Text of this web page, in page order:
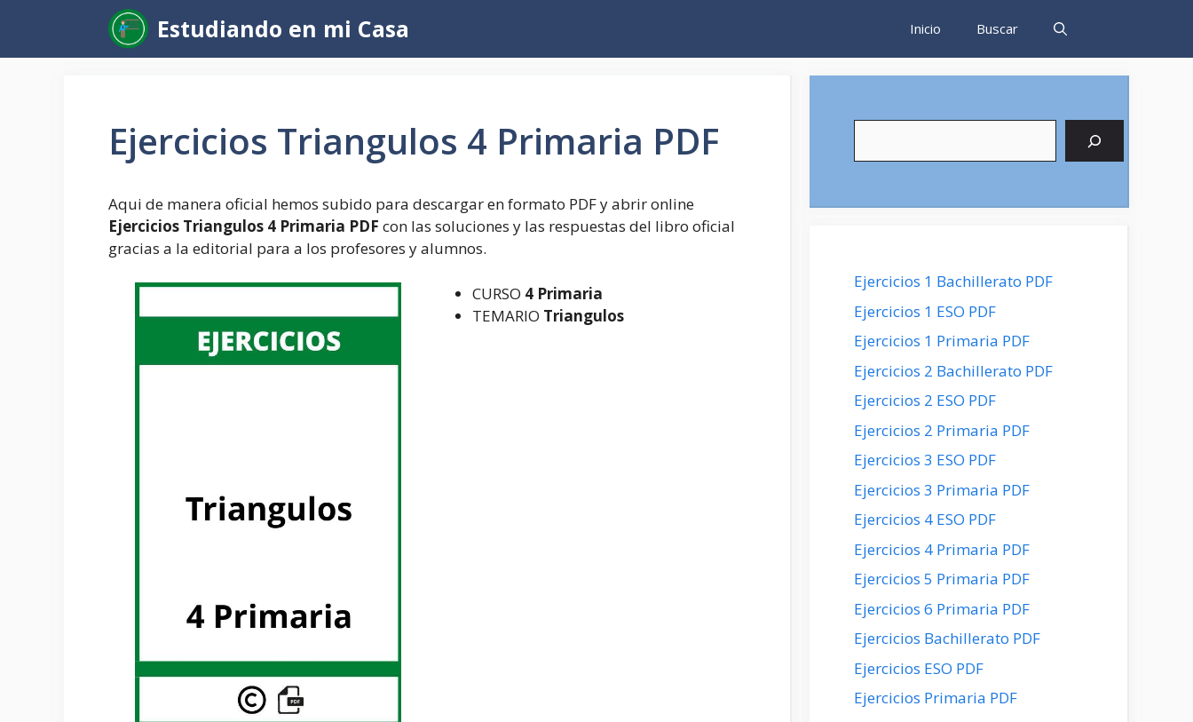
contenido
Estudiando en mi Casa Inicio Buscar
Ejercicios Triangulos 4 Primaria PDF
Aqui de manera oficial hemos subido para descargar en formato PDF y abrir online
Ejercicios Triangulos 4 Primaria PDF con las soluciones y las respuestas del libro oficial
gracias a la editorial para a los profesores y alumnos.
CURSO 4 Primaria
TEMARIO Triangulos
Ejercicios 1 Bachillerato PDF
Ejercicios 1 ESO PDF
Ejercicios 1 Primaria PDF
Ejercicios 2 Bachillerato PDF
Ejercicios 2 ESO PDF
Ejercicios 2 Primaria PDF
Ejercicios 3 ESO PDF
Ejercicios 3 Primaria PDF
Ejercicios 4 ESO PDF
Ejercicios 4 Primaria PDF
Ejercicios 5 Primaria PDF
Ejercicios 6 Primaria PDF
Ejercicios Bachillerato PDF
Ejercicios ESO PDF
Ejercicios Primaria PDF